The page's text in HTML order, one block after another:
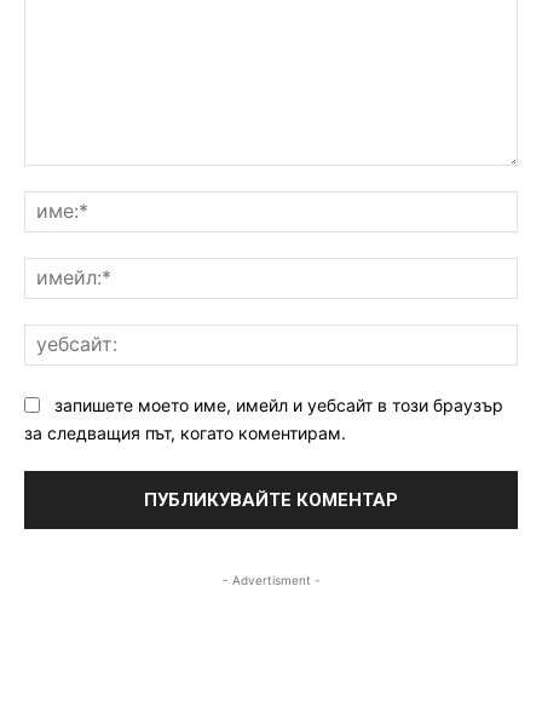
запишете моето име, имейл и уебсайт в този браузър
за следващия път, когато коментирам.
- Advertisment -